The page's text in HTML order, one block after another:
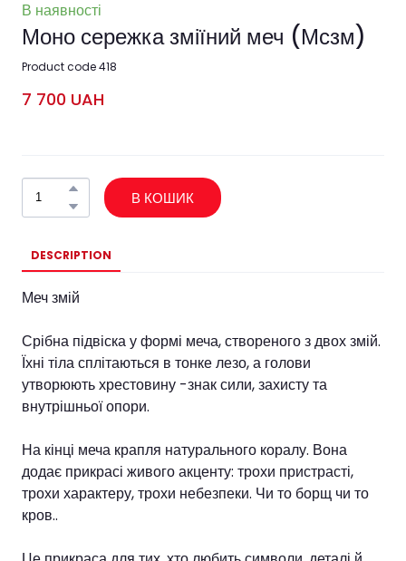
В наявності
Моно сережка зміїний меч (Мсзм)
Product code 418
7 700 UAH
В КОШИК
DESCRIPTION
Меч змій
Срібна підвіска у формі меча, створеного з двох змій.
Їхні тіла сплітаються в тонке лезо, а голови
утворюють хрестовину -знак сили, захисту та
внутрішньої опори.
На кінці меча крапля натурального коралу. Вона
додає прикрасі живого акценту: трохи пристрасті,
трохи характеру, трохи небезпеки. Чи то борщ чи то
кров..